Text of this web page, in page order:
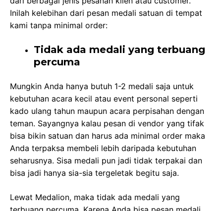
Inilah kelebihan dari pesan medali satuan di tempat
kami tanpa minimal order:
Tidak ada medali yang terbuang
percuma
Mungkin Anda hanya butuh 1-2 medali saja untuk
kebutuhan acara kecil atau event personal seperti
kado ulang tahun maupun acara perpisahan dengan
teman. Sayangnya kalau pesan di vendor yang tifak
bisa bikin satuan dan harus ada minimal order maka
Anda terpaksa membeli lebih daripada kebutuhan
seharusnya. Sisa medali pun jadi tidak terpakai dan
bisa jadi hanya sia-sia tergeletak begitu saja.
Lewat Medalion, maka tidak ada medali yang